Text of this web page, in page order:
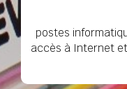
postes
accès à Internet